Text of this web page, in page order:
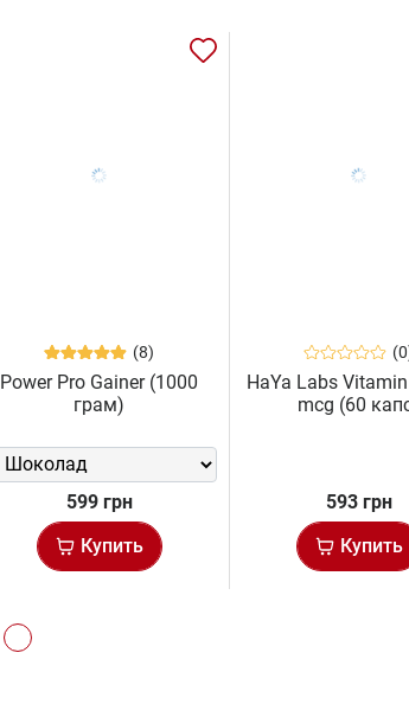
(8)
Power Pro Gainer (1000
грам)
599 грн
Купить
HaYa Labs
mcg (60
593 грн
Купить